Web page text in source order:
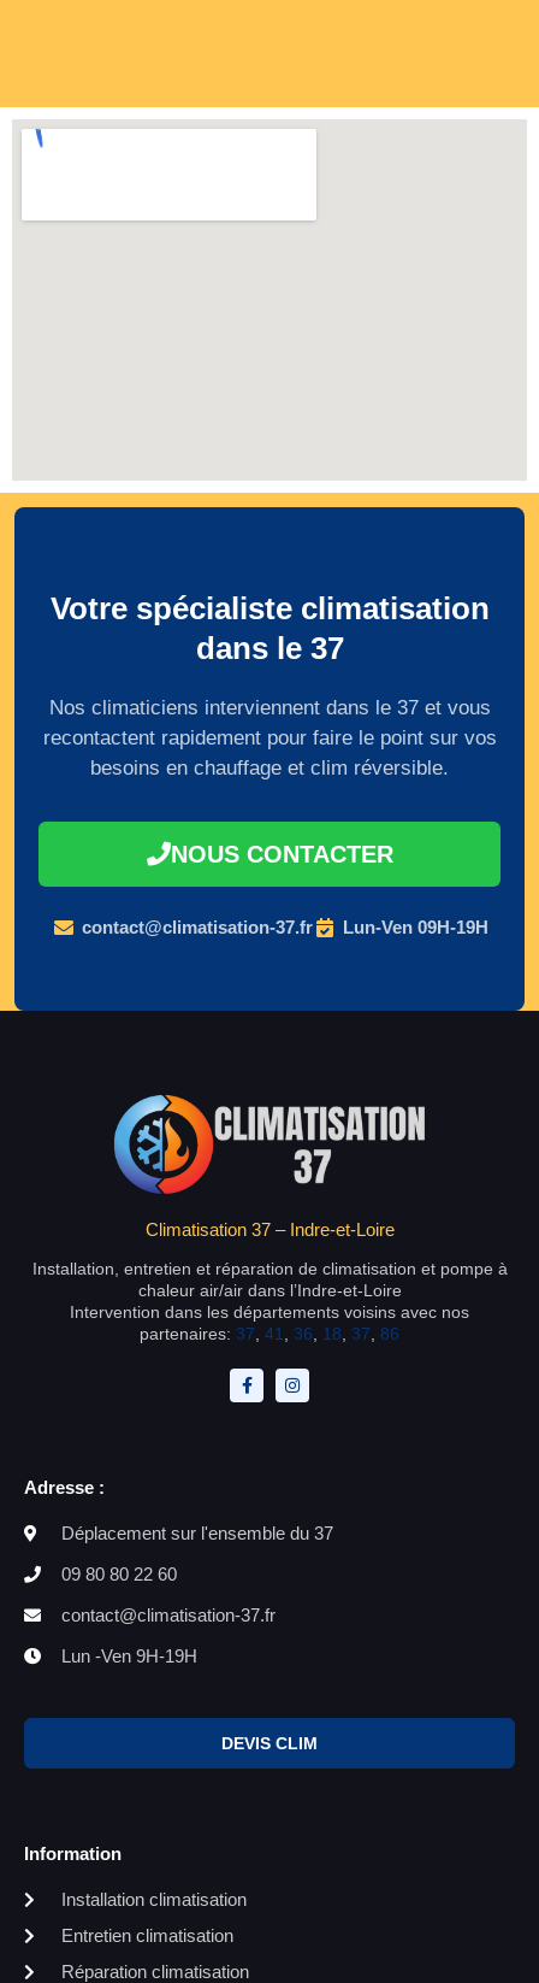
Votre spécialiste climatisation
dans le 37
Nos climaticiens interviennent dans le 37 et vous
recontactent rapidement pour faire le point sur vos
besoins en chauffage et clim réversible.
NOUS CONTACTER
contact@climatisation-37.fr Lun-Ven 09H-19H
Climatisation 37 – Indre-et-Loire
Installation, entretien et réparation de climatisation et pompe à
chaleur air/air dans l’Indre-et-Loire
Intervention dans les départements voisins avec nos
partenaires: 37 41 36 18 37 86
Adresse :
Déplacement sur l'ensemble du 37
09 80 80 22 60
contact@climatisation-37.fr
Lun -Ven 9H-19H
DEVIS CLIM
Information
Installation climatisation
Entretien climatisation
Réparation climatisation